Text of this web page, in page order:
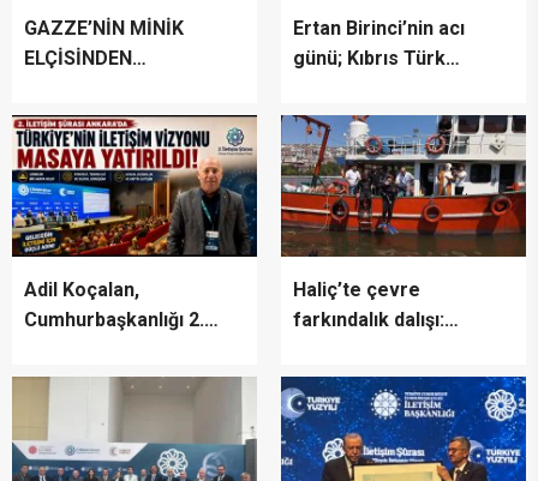
GAZZE’NİN MİNİK
ELÇİSİNDEN
DUYGUSAL MESAJ:
“BURASI BENİM İKİNCİ
EVİM”
Ertan Birinci’nin acı
günü; Kıbrıs Türk
çınarı vefat etti
Adil Koçalan,
Cumhurbaşkanlığı 2.
Haliç’te çevre
farkındalık dalışı:
asla mümkün değil”